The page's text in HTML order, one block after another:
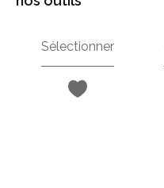
Sélectionner